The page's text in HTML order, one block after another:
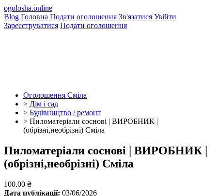
ogolosha.online
Blog Головна Подати оголошення Зв'язатися Увійти
Зареєструватися Подати оголошення
Оголошення Сміла
> Дім і сад
> Будівництво / ремонт
> Пиломатеріали соснові | ВИРОБНИК |
(обрізні,необрізні) Сміла
Пиломатеріали соснові | ВИРОБНИК |
(обрізні,необрізні) Сміла
100.00 ₴
Дата публікації: 03/06/2026